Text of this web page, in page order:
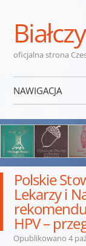
oficjalna strona
NAWIGACJA
Polskie
Lekarzy i
HPV –
Opublikowano 4